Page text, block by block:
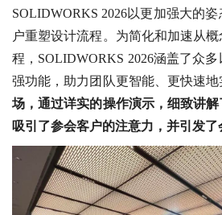
SOLIDWORKS 2026以更加强大的
户重塑设计流程。为简化和加速从
程，SOLIDWORKS 2026涵盖了众
强功能，助力团队更智能、更快速地
场，通过详实的操作演示，细致讲
吸引了参会客户的注意力，并引发了